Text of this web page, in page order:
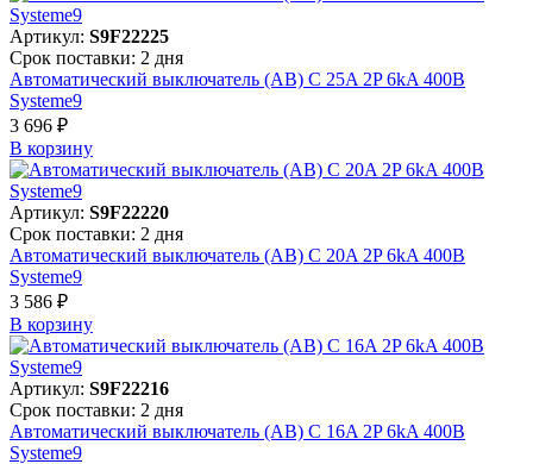
Артикул: S9F22225
Срок поставки: 2 дня
Автоматический выключатель (АВ) C 25A 2P 6kA 400В
Systeme9
3 696 ₽
В корзинy
Артикул: S9F22220
Срок поставки: 2 дня
Автоматический выключатель (АВ) C 20A 2P 6kA 400В
Systeme9
3 586 ₽
В корзинy
Артикул: S9F22216
Срок поставки: 2 дня
Автоматический выключатель (АВ) C 16A 2P 6kA 400В
Systeme9